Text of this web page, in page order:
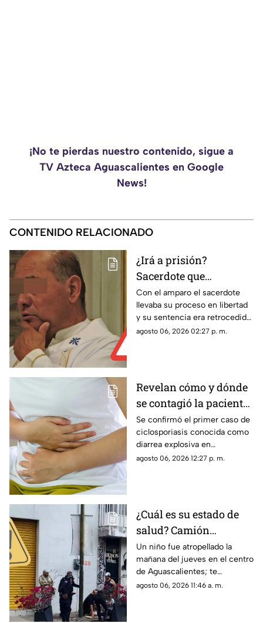
¡No te pierdas nuestro contenido, sigue a
TV Azteca Aguascalientes en Google
News!
CONTENIDO RELACIONADO
¿Irá a prisión?
Sacerdote que
presuntamente abuso
de dos monaguillos en
Aguascalientes perdió
Juicio de Amparo
Con el amparo el sacerdote
llevaba su proceso en libertad
y su sentencia era retrocedida;
ahora el proceso legal
agosto 06, 2026 02:27 p. m.
Revelan cómo y dónde
se contagió la paciente
de diarrea explosiva en
Aguascalientes
Se confirmó el primer caso de
ciclosporiasis conocida como
diarrea explosiva en
Aguascalientes; te contamos
agosto 06, 2026 12:27 p. m.
¿Cuál es su estado de
salud? Camión
atropella a niño de 11
años en Aguascalientes
hoy 6 de agosto
Un niño fue atropellado la
mañana del jueves en el centro
de Aguascalientes; te
contamos lo que se sabe del
agosto 06, 2026 11:46 a. m.